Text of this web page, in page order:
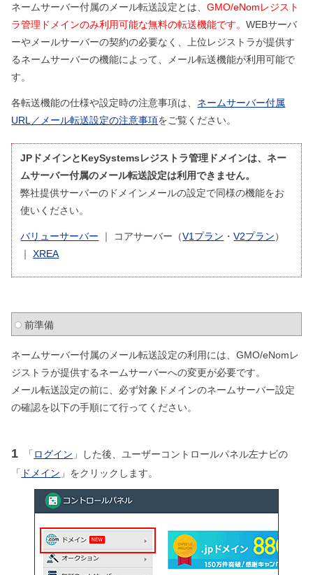
ネームサーバー付属のメール転送設定とは、GMO/eNomレジスト
ラ管理ドメインのみ利用可能な無料の転送機能です。WEBサーバ
ーやメールサーバーの契約の必要なく、上位レジストラが提供す
るネームサーバーの機能によって、メール転送機能が利用可能で
す。
各転送機能の仕様や設定時の注意事項は、 ネームサーバー付属
URL／メール転送設定の注意事項をご覧ください。
JPドメインとKeySystemsレジストラ管理ドメインは、ネー
ムサーバー付属のメール転送設定は利用できません。
弊社提供サーバーのドメインメールの設定で同様の機能をお
使いください。
バリューサーバー ｜ コアサーバー（V1プラン ・V2プラン）
｜XREA
前準備
ネームサーバー付属のメール転送設定の利用には、GMO/eNomレ
ジストラが提供するネームサーバーへの変更が必要です。
メール転送設定の前に、必ず対象ドメインのネームサーバー設定
の確認を以下の手順にて行ってください。
1 「ログイン 」した後、ユーザーコントロールパネル左ナビの
「 ドメイン 」をクリックします。